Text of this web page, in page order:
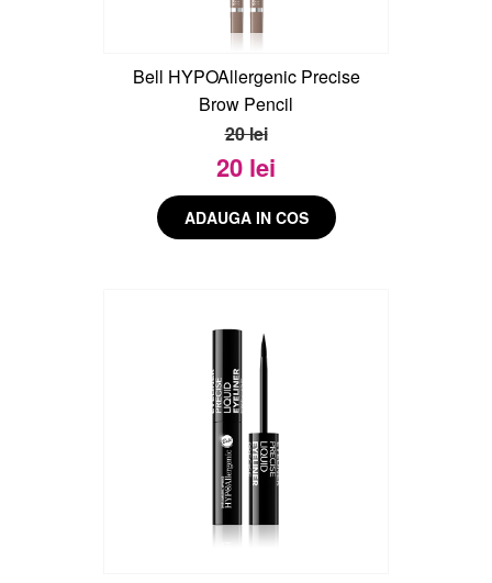
Bell HYPOAllergenic Precise
Brow Pencil
20 lei
20 lei